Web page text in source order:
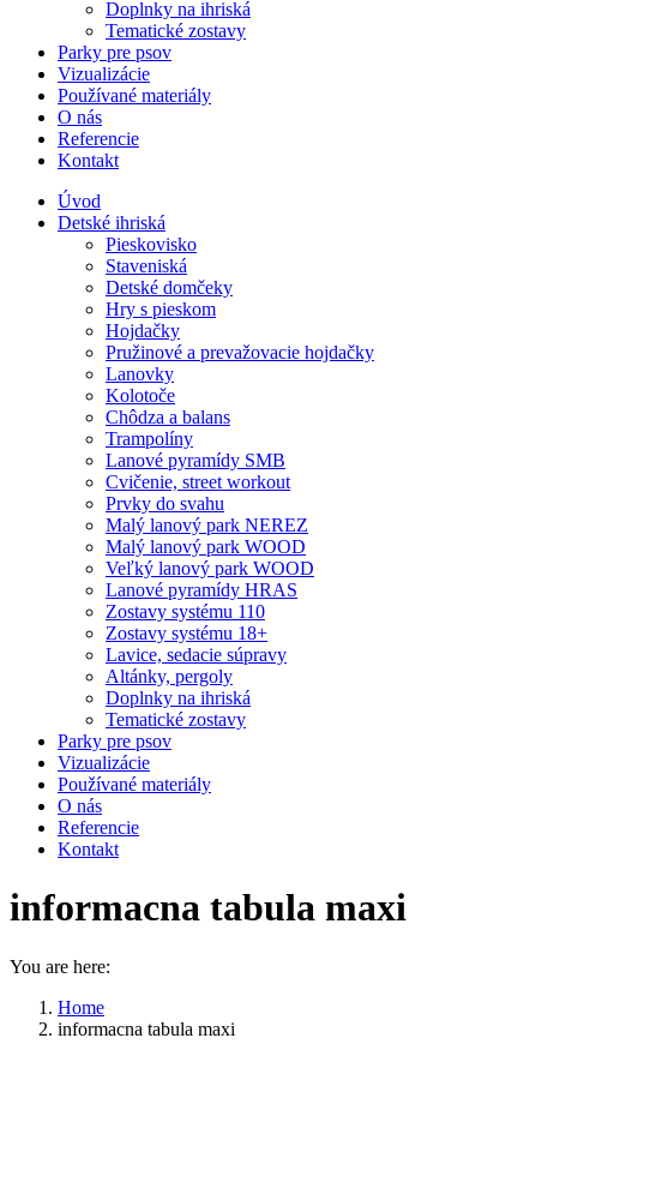
Doplnky na ihriská
Tematické zostavy
Parky pre psov
Vizualizácie
Používané materiály
O nás
Referencie
Kontakt
Úvod
Detské ihriská
Pieskovisko
Staveniská
Detské domčeky
Hry s pieskom
Hojdačky
Pružinové a prevažovacie hojdačky
Lanovky
Kolotoče
Chôdza a balans
Trampolíny
Lanové pyramídy SMB
Cvičenie, street workout
Prvky do svahu
Malý lanový park NEREZ
Malý lanový park WOOD
Veľký lanový park WOOD
Lanové pyramídy HRAS
Zostavy systému 110
Zostavy systému 18+
Lavice, sedacie súpravy
Altánky, pergoly
Doplnky na ihriská
Tematické zostavy
Parky pre psov
Vizualizácie
Používané materiály
O nás
Referencie
Kontakt
informacna tabula maxi
You are here:
Home
informacna tabula maxi